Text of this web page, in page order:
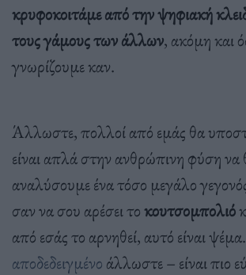
κρυφοκοιτάμε από την ψηφιακή
τους γάμους των άλλων, ακόμη και
γνωρίζουμε καν.
Άλλωστε, πολλοί από εμάς θα
είναι απλά στην ανθρώπινη φύση να
αναλύσουμε ένα τόσο μεγάλο
σαν να σου αρέσει τοκουτσομπολιό
από εσάς το αρνηθεί, αυτό είναι
αποδεδειγμένο άλλωστε – είναι πιο